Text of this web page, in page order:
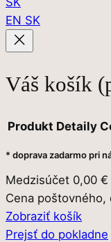
EN SK
Váš košík
Produkty
v
košíku
Produkt Detaily
* doprava zadarmo pri
Medzisúčet 0,00 €
Cena poštovného,
Zobraziť košík
Prejsť do pokladne